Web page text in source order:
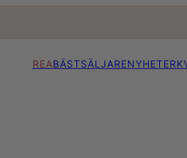
REABÄSTSÄLJARENYHETER